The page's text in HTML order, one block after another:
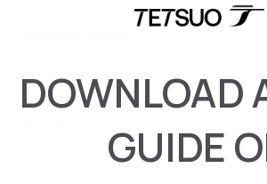
DOWNLOAD
GUIDE